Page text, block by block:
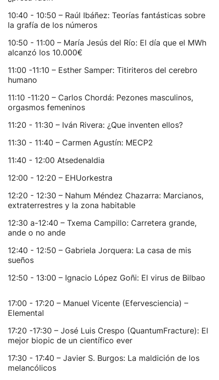
10:40 - 10:50 – Raúl Ibáñez: Teorías fantásticas sobre
la grafía de los números
10:50 - 11:00 – María Jesús del Río: El día que el MWh
alcanzó los 10.000€
11:00 -11:10 – Esther Samper: Titiriteros del cerebro
humano
11:10 -11:20 – Carlos Chordá: Pezones masculinos,
orgasmos femeninos
11:20 - 11:30 – Iván Rivera: ¿Que inventen ellos?
11:30 - 11:40 – Carmen Agustín: MECP2
11:40 - 12:00 Atsedenaldia
12:00 - 12:20 – EHUorkestra
12:20 - 12:30 – Nahum Méndez Chazarra: Marcianos,
extraterrestres y la zona habitable
12:30 a-12:40 – Txema Campillo: Carretera grande,
ande o no ande
12:40 - 12:50 – Gabriela Jorquera: La casa de mis
sueños
12:50 - 13:00 – Ignacio López Goñi: El virus de Bilbao
17:00 - 17:20 – Manuel Vicente (Efervesciencia) –
Elemental
17:20 -17:30 – José Luis Crespo (QuantumFracture): El
mejor biopic de un científico ever
17:30 - 17:40 – Javier S. Burgos: La maldición de los
melancólicos